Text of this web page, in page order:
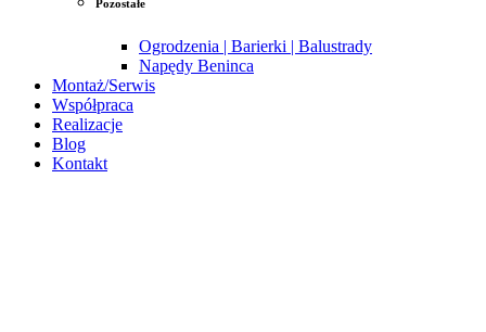
Pozostałe
Ogrodzenia | Barierki | Balustrady
Napędy Beninca
Montaż/Serwis
Współpraca
Realizacje
Blog
Kontakt